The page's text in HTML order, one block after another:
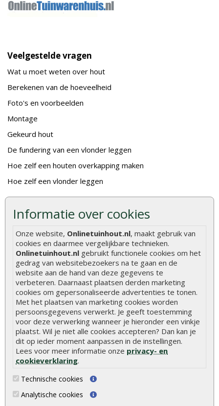
Informatie over cookies
Onze website, Onlinetuinhout.nl, maakt gebruik van
cookies en daarmee vergelijkbare technieken.
Onlinetuinhout.nl gebruikt functionele cookies om het
gedrag van websitebezoekers na te gaan en de
website aan de hand van deze gegevens te
verbeteren. Daarnaast plaatsen derden marketing
cookies om gepersonaliseerde advertenties te tonen.
Met het plaatsen van marketing cookies worden
persoonsgegevens verwerkt. Je geeft toestemming
voor deze verwerking wanneer je hieronder een vinkje
plaatst. Wil je niet alle cookies accepteren? Dan kan je
dit op ieder moment aanpassen in de instellingen.
Lees voor meer informatie onze privacy- en
cookieverklaring.
Technische cookies
Analytische cookies
Veelgestelde vragen
Wat u moet weten over hout
Berekenen van de hoeveelheid
Foto's en voorbeelden
Montage
Gekeurd hout
De fundering van een vlonder leggen
Hoe zelf een houten overkapping maken
Hoe zelf een vlonder leggen
Hoe betonpaal plaatsen
Hoe schutting plaatsen
De 9 beste tuinschermen van Onlinetuinhout.nl
Stijlvolle houtsoorten voor in de tuin
Duurzame tuin
Welke palen voor een schapenhek
Alle populaire categorieën
Tuinhout
Schutting
Vlonderplanken
Tuinpalen
Tuinhekken
Tuinhuizen
Tuindeuren
Tuinschermen
Schuttingplanken
Douglas hout
Rabatdelen